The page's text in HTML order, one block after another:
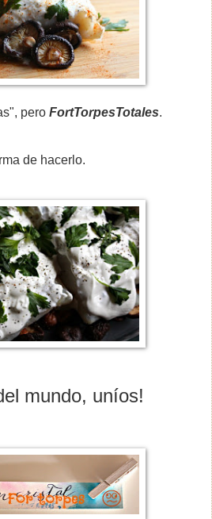
pero FortTorpesTotales.
de hacerlo.
mundo, uníos!